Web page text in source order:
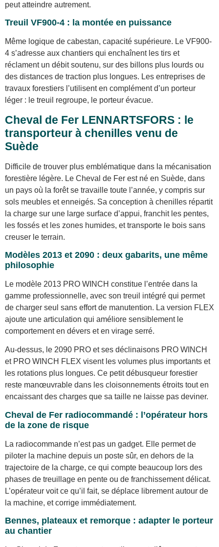
peut atteindre autrement.
Treuil VF900-4 : la montée en puissance
Même logique de cabestan, capacité supérieure. Le VF900-
4 s’adresse aux chantiers qui enchaînent les tirs et
réclament un débit soutenu, sur des billons plus lourds ou
des distances de traction plus longues. Les entreprises de
travaux forestiers l’utilisent en complément d’un porteur
léger : le treuil regroupe, le porteur évacue.
Cheval de Fer LENNARTSFORS : le
transporteur à chenilles venu de
Suède
Difficile de trouver plus emblématique dans la mécanisation
forestière légère. Le Cheval de Fer est né en Suède, dans
un pays où la forêt se travaille toute l’année, y compris sur
sols meubles et enneigés. Sa conception à chenilles répartit
la charge sur une large surface d’appui, franchit les pentes,
les fossés et les zones humides, et transporte le bois sans
creuser le terrain.
Modèles 2013 et 2090 : deux gabarits, une même
philosophie
Le modèle 2013 PRO WINCH constitue l’entrée dans la
gamme professionnelle, avec son treuil intégré qui permet
de charger seul sans effort de manutention. La version FLEX
ajoute une articulation qui améliore sensiblement le
comportement en dévers et en virage serré.
Au-dessus, le 2090 PRO et ses déclinaisons PRO WINCH
et PRO WINCH FLEX visent les volumes plus importants et
les rotations plus longues. Ce petit débusqueur forestier
reste manœuvrable dans les cloisonnements étroits tout en
encaissant des charges que sa taille ne laisse pas deviner.
Cheval de Fer radiocommandé : l’opérateur hors
de la zone de risque
La radiocommande n’est pas un gadget. Elle permet de
piloter la machine depuis un poste sûr, en dehors de la
trajectoire de la charge, ce qui compte beaucoup lors des
phases de treuillage en pente ou de franchissement délicat.
L’opérateur voit ce qu’il fait, se déplace librement autour de
la machine, et corrige immédiatement.
Bennes, plateaux et remorque : adapter le porteur
au chantier